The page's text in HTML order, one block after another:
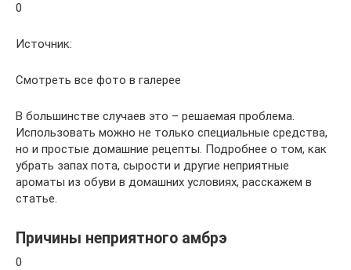
0
Источник:
Смотреть все фото в галерее
В большинстве случаев это – решаемая проблема.
Использовать можно не только специальные средства,
но и простые домашние рецепты. Подробнее о том, как
убрать запах пота, сырости и другие неприятные
ароматы из обуви в домашних условиях, расскажем в
статье.
Причины неприятного амбрэ
0